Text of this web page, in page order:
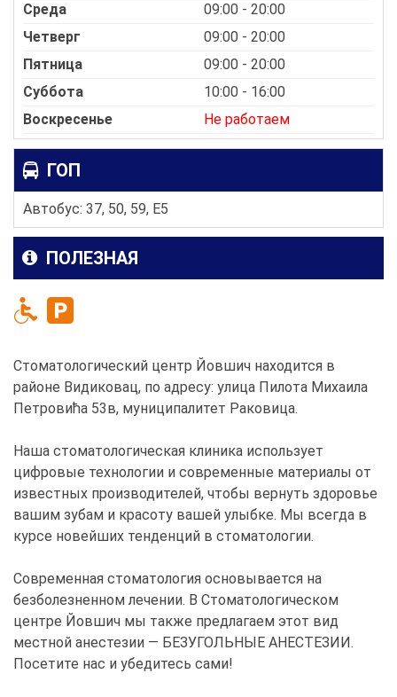
Среда
09:00 - 20:00
Четверг
09:00 - 20:00
Пятница
09:00 - 20:00
Суббота
10:00 - 16:00
Воскресенье
Не работаем
ГОП
Автобус: 37, 50, 59, E5
ПОЛЕЗНАЯ
Стоматологический центр Йовшич находится в
районе Видиковац, по адресу: улица Пилота Михаила
Петровића 53в, муниципалитет Раковица.
Наша стоматологическая клиника использует
цифровые технологии и современные материалы от
известных производителей, чтобы вернуть здоровье
вашим зубам и красоту вашей улыбке. Мы всегда в
курсе новейших тенденций в стоматологии.
Современная стоматология основывается на
безболезненном лечении. В Стоматологическом
центре Йовшич мы также предлагаем этот вид
местной анестезии — БЕЗУГОЛЬНЫЕ АНЕСТЕЗИИ.
Посетите нас и убедитесь сами!